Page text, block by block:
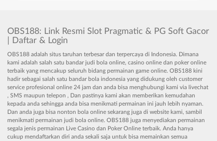
OBS188: Link Resmi Slot Pragmatic & PG Soft Gacor
| Daftar & Login
OBS188 adalah situs taruhan terbesar dan terpercaya di Indonesia. Dimana
kami adalah salah satu bandar judi bola online, casino online dan poker online
terbaik yang mencakup seluruh bidang permainan game online. OBS188 kini
hadir sebagai salah satu bandar bola indonesia yang didukung oleh customer
service profesional online 24 jam dan anda bisa menghubungi kami via livechat
, SMS maupun telepon , Dan pastinya kami akan memberikan kemudahan
kepada anda sehingga anda bisa menikmati permainan ini jauh lebih nyaman.
Dan anda juga bisa nonton bola online sekarang juga di website kami, sambil
menikmati permainan judi bola online. OBS188 juga menyediakan permainan
segala jenis permainan Live Casino dan Poker Online terbaik. Anda hanya
cukup mendaftarkan diri anda sekali saja untuk bisa memainkan semua